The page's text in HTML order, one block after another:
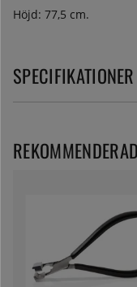
Höjd: 77,5 cm.
SPECIFIKATIONER